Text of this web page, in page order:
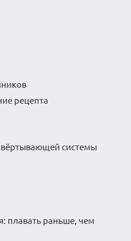
рецепта
системы
плавать раньше, чем